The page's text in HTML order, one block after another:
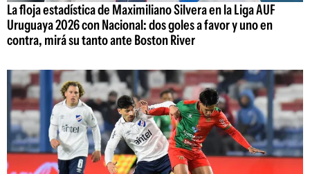
La floja estadística de Maximiliano Silvera en la Liga AUF
Uruguaya 2026 con Nacional: dos goles a favor y uno en
contra, mirá su tanto ante Boston River